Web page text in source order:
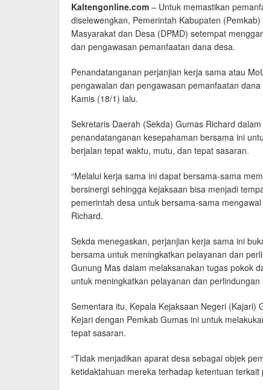
Kaltengonline.com – Untuk memastikan
diselewengkan, Pemerintah Kabupaten
Masyarakat dan Desa (DPMD) setempat
dan pengawasan pemanfaatan dana desa.
Penandatanganan perjanjian kerja sama atau
pengawalan dan pengawasan pemanfaatan
Kamis (18/1) lalu.
Sekretaris Daerah (Sekda) Gumas Richard
penandatanganan kesepahaman bersama ini
berjalan tepat waktu, mutu, dan tepat sasaran.
“Melalui kerja sama ini dapat bersama-sama
bersinergi sehingga kejaksaan bisa menjadi
pemerintah desa untuk bersama-sama
Richard.
Sekda menegaskan, perjanjian kerja sama ini
bersama untuk meningkatkan pelayanan dan
Gunung Mas dalam melaksanakan tugas pokok
untuk meningkatkan pelayanan dan
Sementara itu, Kepala Kejaksaan Negeri
Kejari dengan Pemkab Gumas ini untuk
tepat sasaran.
“Tidak menjadikan aparat desa sebagai objek
ketidaktahuan mereka terhadap ketentuan